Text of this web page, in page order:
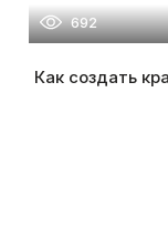
692
Как создать